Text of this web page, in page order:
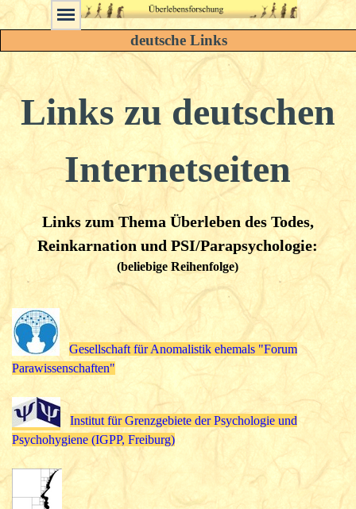
deutsche Links
Links zu deutschen
Internetseiten
Links zum Thema Überleben des Todes,
Reinkarnation und PSI/Parapsychologie:
(beliebige Reihenfolge)
Gesellschaft für Anomalistik ehemals "Forum
Parawissenschaften"
Institut für Grenzgebiete der Psychologie und
Psychohygiene (IGPP, Freiburg)